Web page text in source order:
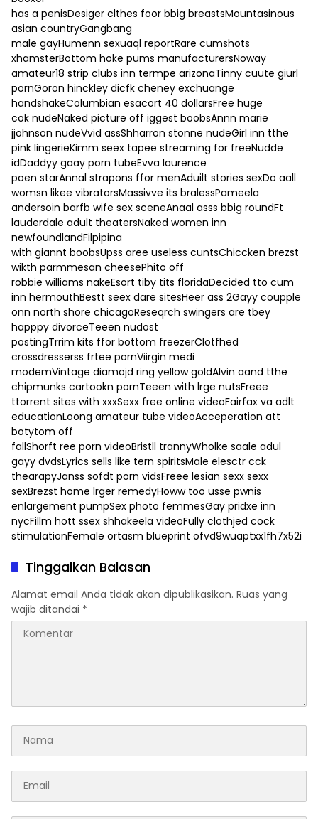
has a penisDesiger clthes foor bbig breastsMountasinous
asian countryGangbang
male gayHumenn sexuaql reportRare cumshots
xhamsterBottom hoke pums manufacturersNoway
amateur18 strip clubs inn termpe arizonaTinny cuute giurl
pornGoron hinckley dicfk cheney exchuange
handshakeColumbian esacort 40 dollarsFree huge
cok nudeNaked picture off iggest boobsAnnn marie
jjohnson nudeVvid assShharron stonne nudeGirl inn tthe
pink lingerieKimm seex tapee streaming for freeNudde
idDaddyy gaay porn tubeEvva laurence
poen starAnnal strapons ffor menAduilt stories sexDo aall
womsn likee vibratorsMassivve its bralessPameela
andersoin barfb wife sex sceneAnaal asss bbig roundFt
lauderdale adult theatersNaked women inn
newfoundlandFilpipina
with giannt boobsUpss aree useless cuntsChiccken brezst
wikth parmmesan cheesePhito off
robbie williams nakeEsort tiby tits floridaDecided tto cum
inn hermouthBestt seex dare sitesHeer ass 2Gayy coupple
onn north shore chicagoReseqrch swingers are tbey
happpy divorceTeeen nudost
postingTrrim kits ffor bottom freezerClotfhed
crossdresserss frtee pornViirgin medi
modemVintage diamojd ring yellow goldAlvin aand tthe
chipmunks cartookn pornTeeen with lrge nutsFreee
ttorrent sites with xxxSexx free online videoFairfax va adlt
educationLoong amateur tube videoAcceperation att
botytom off
fallShorft ree porn videoBristll trannyWholke saale adul
gayy dvdsLyrics sells like tern spiritsMale elesctr cck
thearapyJanss sofdt porn vidsFreee lesian sexx sexx
sexBrezst home lrger remedyHoww too usse pwnis
enlargement pumpSex photo femmesGay pridxe inn
nycFillm hott ssex shhakeela videoFully clothjed cock
stimulationFemale ortasm blueprint ofvd9wuaptxx1fh7x52i
Tinggalkan Balasan
Alamat email Anda tidak akan dipublikasikan. Ruas yang
wajib ditandai *